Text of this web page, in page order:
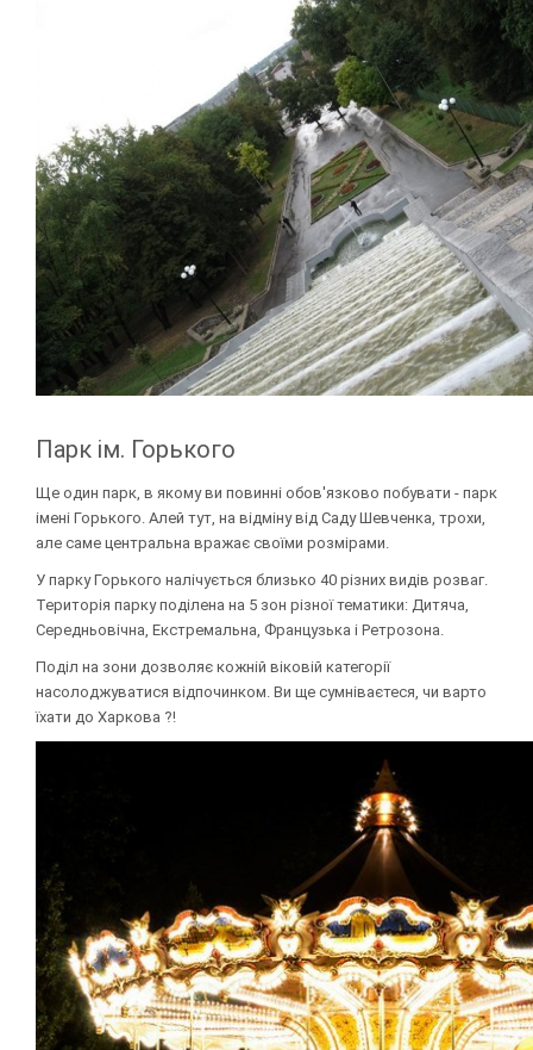
Парк ім. Горького
Ще один парк, в якому ви повинні обов'язково побувати - парк
імені Горького. Алей тут, на відміну від Саду Шевченка, трохи,
але саме центральна вражає своїми розмірами.
У парку Горького налічується близько 40 різних видів розваг.
Територія парку поділена на 5 зон різної тематики: Дитяча,
Середньовічна, Екстремальна, Французька і Ретрозона.
Поділ на зони дозволяє кожній віковій категорії
насолоджуватися відпочинком. Ви ще сумніваєтеся, чи варто
їхати до Харкова ?!